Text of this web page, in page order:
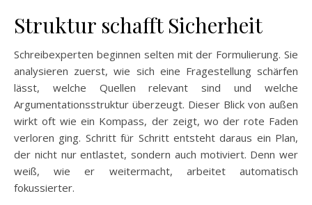
Struktur schafft Sicherheit
Schreibexperten beginnen selten mit der Formulierung. Sie
analysieren zuerst, wie sich eine Fragestellung schärfen
lässt, welche Quellen relevant sind und welche
Argumentationsstruktur überzeugt. Dieser Blick von außen
wirkt oft wie ein Kompass, der zeigt, wo der rote Faden
verloren ging. Schritt für Schritt entsteht daraus ein Plan,
der nicht nur entlastet, sondern auch motiviert. Denn wer
weiß, wie er weitermacht, arbeitet automatisch
fokussierter.